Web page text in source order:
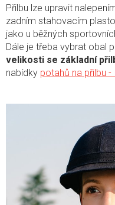
Přilbu lze upravit
zadním stahovacím
jako u běžných
Dále je třeba vybrat obal
velikosti se základní
nabídky potahů na přilbu